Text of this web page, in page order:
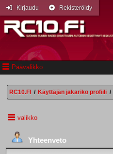
Päävalikko
Kirjaudu Rekisteröidy
RC10.FI / Käyttäjän jakariko profiili /
valikko
Yhteenveto